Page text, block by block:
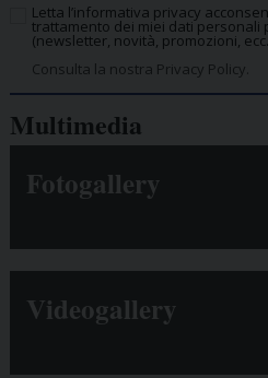
Letta l’informativa privacy
trattamento dei miei dati personali
(newsletter, novità, promozioni,
Consulta la nostra Privacy Policy.
Multimedia
Fotogallery
Videogallery